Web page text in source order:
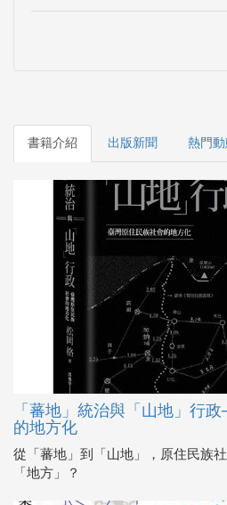
書籍介紹 出版新聞 熱門
「蕃地」統治與「山地」行
的地方化
從「蕃地」到「山地」，原住民族
「地方」？